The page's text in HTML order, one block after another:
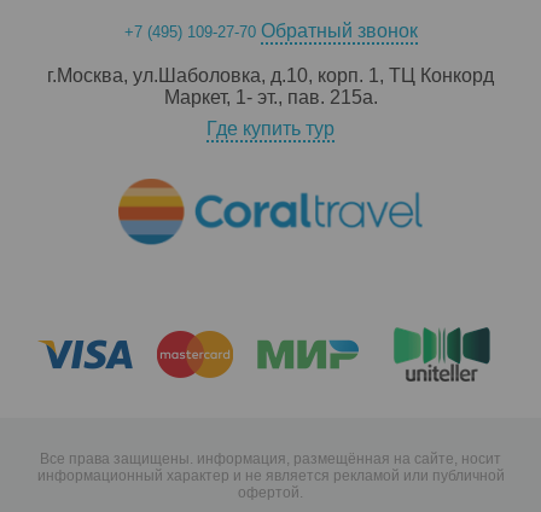
+7 (495) 109-27-70 Обратный звонок
г.Москва, ул.Шаболовка, д.10, корп. 1, ТЦ Конкорд
Маркет, 1- эт., пав. 215a.
Где купить тур
Все права защищены. информация, размещённая на сайте, носит
информационный характер и не является рекламой или публичной
офертой.